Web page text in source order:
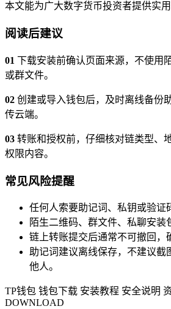
本文能为广大数字货币投资者提供实用
阅读后建议
01 下载安装前确认页面来源，不使用
或群文件。
02 创建或导入钱包后，及时离线备份
传云端。
03 转账和授权前，仔细核对链类型、
权限内容。
常见风险提醒
任何人索要助记词、私钥或验证
陌生二维码、群文件、私聊安装
链上转账提交后通常不可撤回，
助记词建议离线保存，不建议截
他人。
TP钱包 钱包下载 安装教程 安全说明
DOWNLOAD